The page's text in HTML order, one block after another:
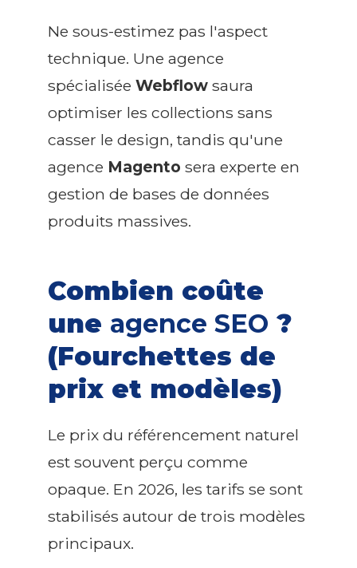
Ne sous-estimez pas l'aspect
technique. Une agence
spécialisée Webflow saura
optimiser les collections sans
casser le design, tandis qu'une
agence Magento sera experte en
gestion de bases de données
produits massives.
Combien coûte
une agence SEO ?
(Fourchettes de
prix et modèles)
Le prix du référencement naturel
est souvent perçu comme
opaque. En 2026, les tarifs se sont
stabilisés autour de trois modèles
principaux.